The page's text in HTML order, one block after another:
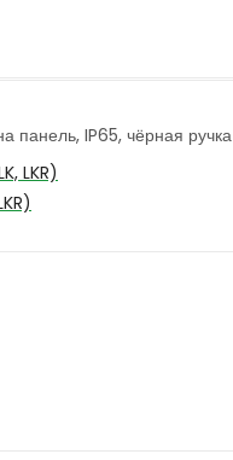
панель, IP65, чёрная ручка
LKR)